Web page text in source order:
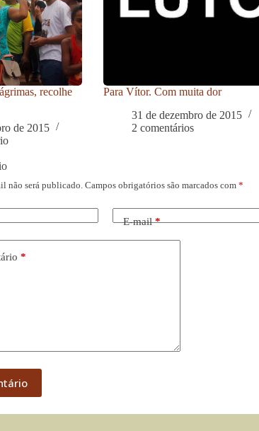
recolhe
de 2015
Para Vítor. Com muita dor
31 de dezembro de 2015
2 comentários
não será publicado. Campos obrigatórios são marcados com *
E-mail*
*